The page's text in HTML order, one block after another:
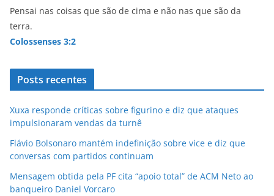
Pensai nas coisas que são de cima e não nas que são da
terra.
Colossenses 3:2
Posts recentes
Xuxa responde críticas sobre figurino e diz que ataques
impulsionaram vendas da turnê
Flávio Bolsonaro mantém indefinição sobre vice e diz que
conversas com partidos continuam
Mensagem obtida pela PF cita “apoio total” de ACM Neto ao
banqueiro Daniel Vorcaro